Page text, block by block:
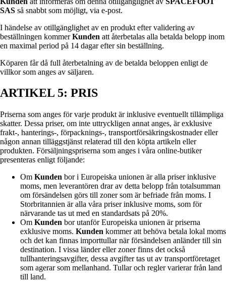
SAS så snabbt som möjligt, via e-post.
I händelse av otillgänglighet av en produkt efter validering av
beställningen kommerKunden att återbetalas alla betalda belopp inom
en maximal period på 14 dagar efter sin beställning.
Köparen får då full återbetalning av de betalda beloppen enligt de
villkor som anges av säljaren.
ARTIKEL 5: PRIS
Priserna som anges för varje produkt är inklusive eventuellt tillämpliga
skatter. Dessa priser, om inte uttryckligen annat anges, är exklusive
frakt-, hanterings-, förpacknings-, transportförsäkringskostnader eller
någon annan tilläggstjänst relaterad till den köpta artikeln eller
produkten. Försäljningspriserna som anges i våra online-butiker
presenteras enligt följande:
Om Kunden bor i Europeiska unionen är alla priser inklusive
moms, men leverantören drar av detta belopp från totalsumman
om försändelsen görs till zoner som är befriade från moms. I
Storbritannien är alla våra priser inklusive moms, som för
närvarande tas ut med en standardsats på 20%.
Om Kunden bor utanför Europeiska unionen är priserna
exklusive moms. Kunden kommer att behöva betala lokal moms
och det kan finnas importtullar när försändelsen anländer till sin
destination. I vissa länder eller zoner finns det också
tullhanteringsavgifter, dessa avgifter tas ut av transportföretaget
som agerar som mellanhand. Tullar och regler varierar från land
till land.